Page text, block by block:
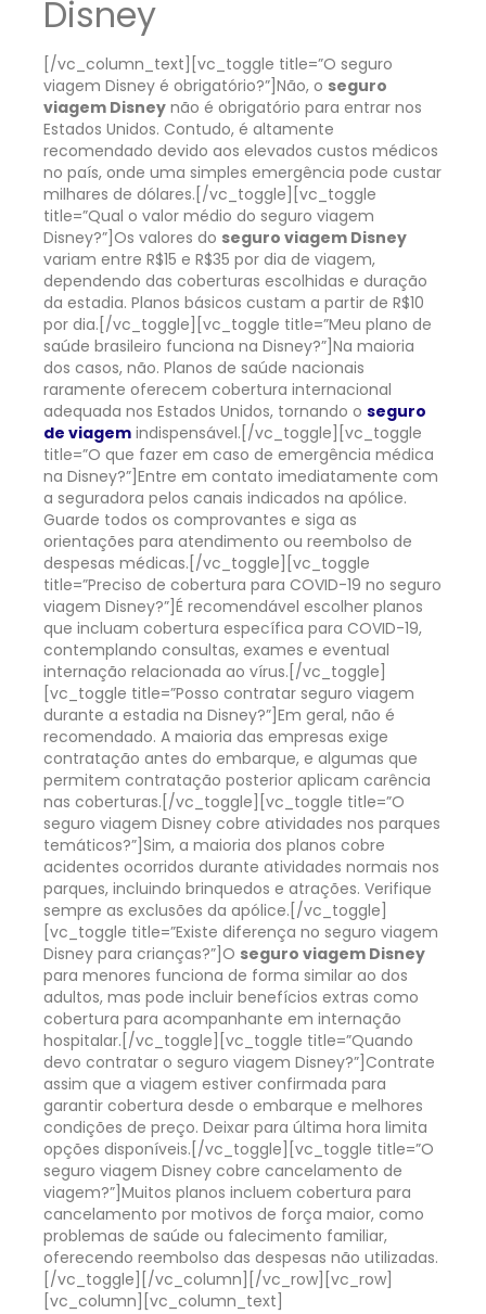
Disney
[/vc_column_text][vc_toggle title=”O seguro
viagem Disney é obrigatório?”] Não, o seguro
viagem Disney não é obrigatório para entrar nos
Estados Unidos. Contudo, é altamente
recomendado devido aos elevados custos médicos
no país, onde uma simples emergência pode custar
milhares de dólares. [/vc_toggle][vc_toggle
title=”Qual o valor médio do seguro viagem
Disney?”] Os valores do seguro viagem Disney
variam entre R$15 e R$35 por dia de viagem,
dependendo das coberturas escolhidas e duração
da estadia. Planos básicos custam a partir de R$10
por dia. [/vc_toggle][vc_toggle title=”Meu plano de
saúde brasileiro funciona na Disney?”] Na maioria
dos casos, não. Planos de saúde nacionais
raramente oferecem cobertura internacional
adequada nos Estados Unidos, tornando o seguro
de viagem indispensável. [/vc_toggle][vc_toggle
title=”O que fazer em caso de emergência médica
na Disney?”] Entre em contato imediatamente com
a seguradora pelos canais indicados na apólice.
Guarde todos os comprovantes e siga as
orientações para atendimento ou reembolso de
despesas médicas. [/vc_toggle][vc_toggle
title=”Preciso de cobertura para COVID-19 no seguro
viagem Disney?”] É recomendável escolher planos
que incluam cobertura específica para COVID-19,
contemplando consultas, exames e eventual
internação relacionada ao vírus. [/vc_toggle]
[vc_toggle title=”Posso contratar seguro viagem
durante a estadia na Disney?”] Em geral, não é
recomendado. A maioria das empresas exige
contratação antes do embarque, e algumas que
permitem contratação posterior aplicam carência
nas coberturas. [/vc_toggle][vc_toggle title=”O
seguro viagem Disney cobre atividades nos parques
temáticos?”] Sim, a maioria dos planos cobre
acidentes ocorridos durante atividades normais nos
parques, incluindo brinquedos e atrações. Verifique
sempre as exclusões da apólice. [/vc_toggle]
[vc_toggle title=”Existe diferença no seguro viagem
Disney para crianças?”] O seguro viagem Disney
para menores funciona de forma similar ao dos
adultos, mas pode incluir benefícios extras como
cobertura para acompanhante em internação
hospitalar. [/vc_toggle][vc_toggle title=”Quando
devo contratar o seguro viagem Disney?”] Contrate
assim que a viagem estiver confirmada para
garantir cobertura desde o embarque e melhores
condições de preço. Deixar para última hora limita
opções disponíveis. [/vc_toggle][vc_toggle title=”O
seguro viagem Disney cobre cancelamento de
viagem?”] Muitos planos incluem cobertura para
cancelamento por motivos de força maior, como
problemas de saúde ou falecimento familiar,
oferecendo reembolso das despesas não utilizadas.
[/vc_toggle][/vc_column][/vc_row][vc_row]
[vc_column][vc_column_text]